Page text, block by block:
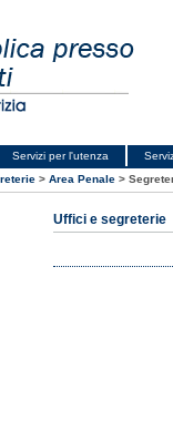
Servizi per l'utenza
> Area Penale >
Uffici e segreterie